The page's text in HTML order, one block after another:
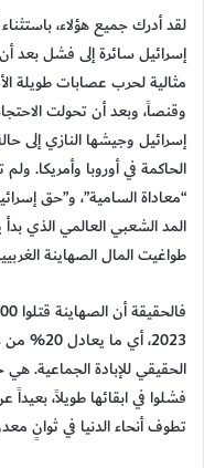
لقد أدرك جميع هؤلاء،
إسرائيل سائرة إلى فشل بعد
مثالية لحرب عصابات طويلة
وقنصاً، وبعد أن تحولت
إسرائيل وجيشها النازي إلى
الحاكمة في أوروبا وأمريكا.
“معاداة السامية”، و”حق
المد الشعبي العالمي الذي
طواغيت المال الصهاينة
2023، أي
الحقيقي للإبادة الجماعية.
فشلوا في ابقائها طويلاً،
تطوف أنحاء الدنيا في ثوانٍ